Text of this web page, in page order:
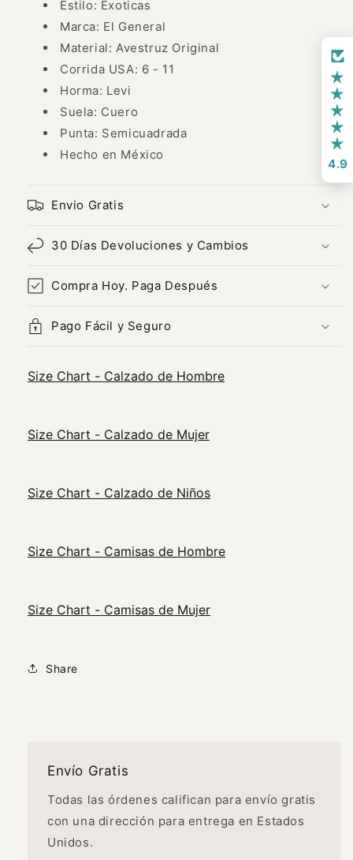
Estilo: Exoticas
Marca: El General
Material: Avestruz Original
Corrida USA: 6 - 11
Horma: Levi
Suela: Cuero
Punta: Semicuadrada
Hecho en México
Envio Gratis
30 Días Devoluciones y Cambios
Compra Hoy. Paga Después
Pago Fácil y Seguro
Size Chart - Calzado de Hombre
Size Chart - Calzado de Mujer
Size Chart - Calzado de Niños
Size Chart - Camisas de Hombre
Size Chart - Camisas de Mujer
Share
Envío Gratis
Todas las órdenes califican para envío gratis
con una dirección para entrega en Estados
Unidos.
4.9